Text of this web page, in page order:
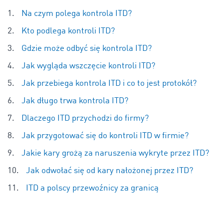
Na czym polega kontrola ITD?
Kto podlega kontroli ITD?
Gdzie może odbyć się kontrola ITD?
Jak wygląda wszczęcie kontroli ITD?
Jak przebiega kontrola ITD i co to jest protokół?
Jak długo trwa kontrola ITD?
Dlaczego ITD przychodzi do firmy?
Jak przygotować się do kontroli ITD w firmie?
Jakie kary grożą za naruszenia wykryte przez ITD?
Jak odwołać się od kary nałożonej przez ITD?
ITD a polscy przewoźnicy za granicą